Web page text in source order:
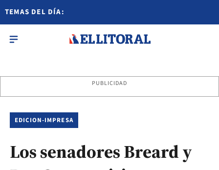
TEMAS DEL DÍA:
PUBLICIDAD
EDICION-IMPRESA
Los senadores Breard y